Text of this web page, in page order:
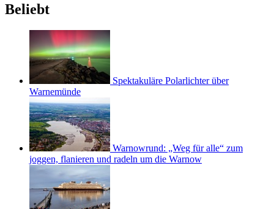
Beliebt
Spektakuläre Polarlichter über
Warnemünde
Warnowrund: „Weg für alle“ zum
joggen, flanieren und radeln um die Warnow